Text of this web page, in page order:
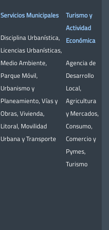
Servicios Municipales
Disciplina Urbanística,
Licencias Urbanísticas,
Medio Ambiente,
Parque Móvil,
Urbanismo y
Planeamiento, Vías y
Obras, Vivienda,
Litoral, Movilidad
Urbana y Transporte
Turismo y
Actividad
Económica
Agencia de
Desarrollo
Local,
Agricultura
y Mercados,
Consumo,
Comercio y
Pymes,
Turismo